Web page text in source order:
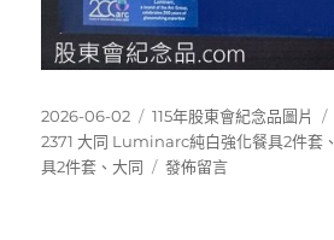
發
佈
日
2026-06-02
分
類
115年股東會紀念品圖片
2371 大同 Luminarc純白強化餐具2件套 、
具2件套 、大同
在
發佈留言